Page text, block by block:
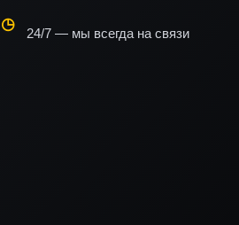
24/7 — мы всегда на связи